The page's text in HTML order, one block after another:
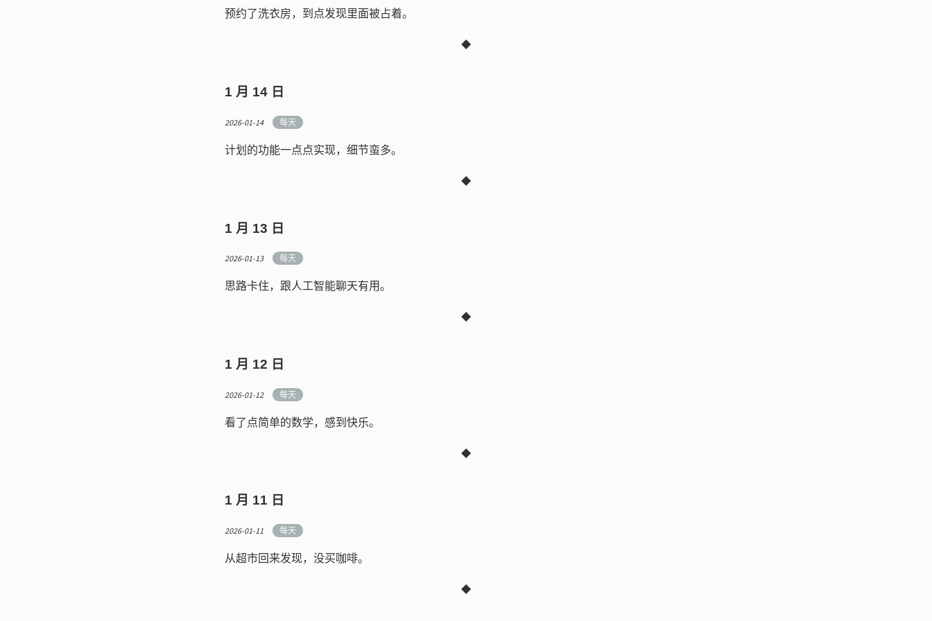
预约了洗衣房，到点发现里面被占着。
◆
1 月 14 日
2026-01-14 每天
计划的功能一点点实现，细节蛮多。
◆
1 月 13 日
2026-01-13 每天
思路卡住，跟人工智能聊天有用。
◆
1 月 12 日
2026-01-12 每天
看了点简单的数学，感到快乐。
◆
1 月 11 日
2026-01-11 每天
从超市回来发现，没买咖啡。
◆